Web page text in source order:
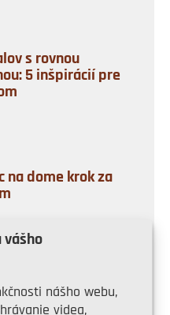
vášho
nášho webu,
videa,
s rovnou
5 inšpirácií pre
na dome krok za
si murovaný